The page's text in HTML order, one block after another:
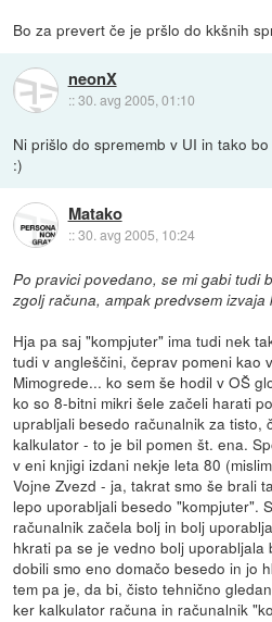
Bo za prevert če je pršlo do kkšnih
neonX
::30. avg 2005, 01:10
Ni prišlo do sprememb v UI in tako
:)
Matako
::30. avg 2005, 10:24
Po pravici povedano, se mi gabi tudi
zgolj računa, ampak predvsem izvaja
Hja pa saj "kompjuter" ima tudi nek
tudi v angleščini, čeprav pomeni kao
Mimogrede... ko sem še hodil v OŠ
ko so 8-bitni mikri šele začeli harati
uprabljali besedo računalnik za tisto,
kalkulator - to je bil pomen št. ena.
v eni knjigi izdani nekje leta 80
Vojne Zvezd - ja, takrat smo še brali
lepo uporabljali besedo "kompjuter".
računalnik začela bolj in bolj
hkrati pa se je vedno bolj
dobili smo eno domačo besedo in jo
tem pa je, da bi, čisto tehnično
ker kalkulator računa in računalnik